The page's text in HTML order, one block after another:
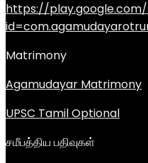
https://
Matrimony
Agamudayar Matrimony
UPSC Tamil Optional
சமீபத்திய பதிவுகள்